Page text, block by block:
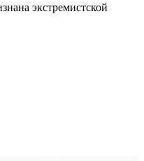
экстремистской